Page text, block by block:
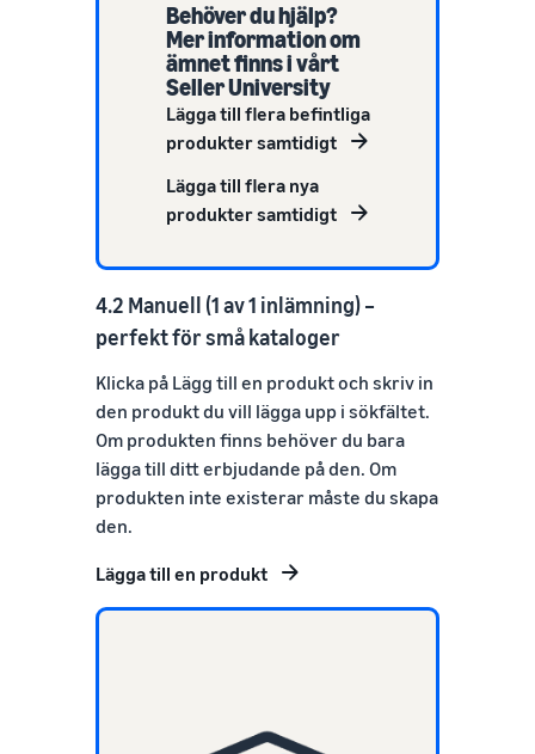
Behöver du hjälp?
Mer information om
ämnet finns i vårt
Seller University
Lägga till flera befintliga
produkter samtidigt
Lägga till flera nya
produkter samtidigt
4.2 Manuell (1 av 1 inlämning) –
perfekt för små kataloger
Klicka på Lägg till en produkt och skriv in
den produkt du vill lägga upp i sökfältet.
Om produkten finns behöver du bara
lägga till ditt erbjudande på den. Om
produkten inte existerar måste du skapa
den.
Lägga till en produkt